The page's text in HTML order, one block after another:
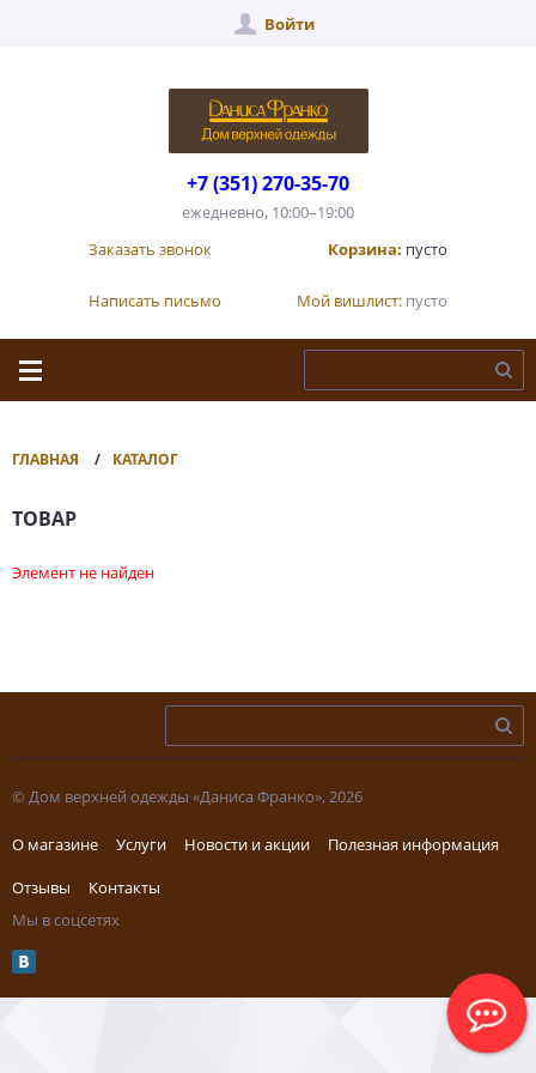
Войти
+7 (351) 270-35-70
ежедневно, 10:00–19:00
Заказать звонок
Написать письмо
Корзина: пусто
Мой вишлист: пусто
ГЛАВНАЯ КАТАЛОГ
ТОВАР
Элемент не найден
© Дом верхней одежды «Даниса Франко», 2026
О магазине Услуги Новости и акции
Полезная информация
Отзывы
Контакты
Мы в соцсетях